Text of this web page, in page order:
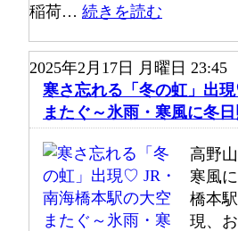
稲荷… 続きを読む
2025年2月17日 月曜日 23:45
寒さ忘れる「冬の虹」出
またぐ～氷雨・寒風に冬
高野
寒風
橋本
現、